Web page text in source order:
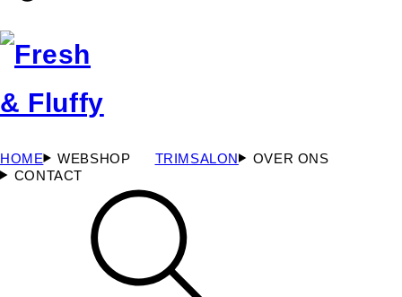
HOME WEBSHOP TRIMSALON
OVER ONS
CONTACT